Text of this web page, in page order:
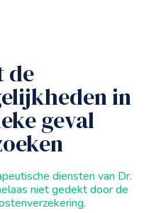
de
in
geval
diensten van Dr.
niet gedekt door de